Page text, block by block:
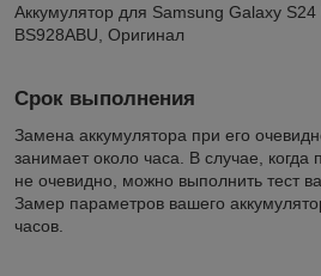
Аккумулятор для Samsung Galaxy
BS928ABU, Оригинал
Срок выполнения
Замена аккумулятора при его
занимает около часа. В случае, когда
не очевидно, можно выполнить тест
Замер параметров вашего
часов.